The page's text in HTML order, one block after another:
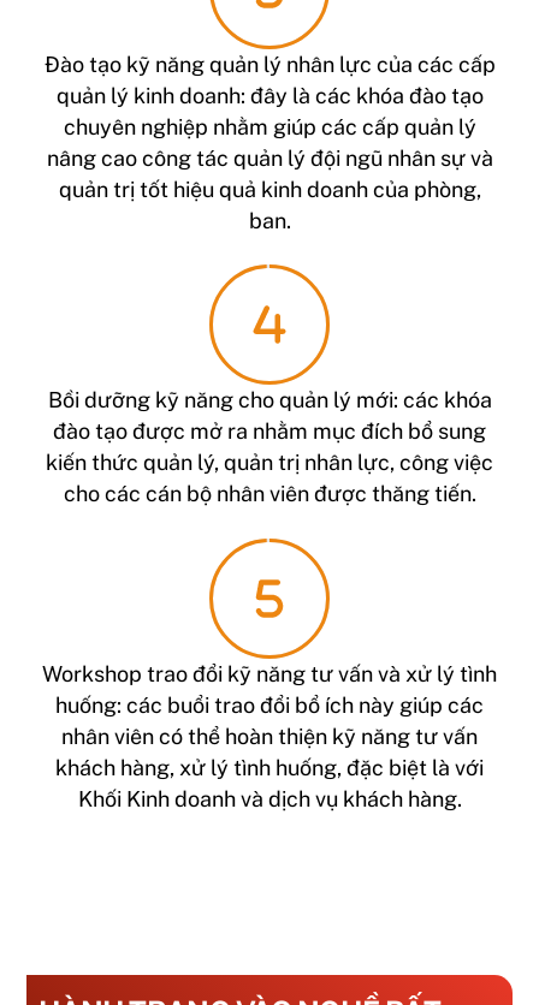
Đào tạo kỹ năng quản lý nhân lực của các cấp
quản lý kinh doanh: đây là các khóa đào tạo
chuyên nghiệp nhằm giúp các cấp quản lý
nâng cao công tác quản lý đội ngũ nhân sự và
quản trị tốt hiệu quả kinh doanh của phòng,
ban.
Bồi dưỡng kỹ năng cho quản lý mới: các khóa
đào tạo được mở ra nhằm mục đích bổ sung
kiến thức quản lý, quản trị nhân lực, công việc
cho các cán bộ nhân viên được thăng tiến.
Workshop trao đổi kỹ năng tư vấn và xử lý tình
huống: các buổi trao đổi bổ ích này giúp các
nhân viên có thể hoàn thiện kỹ năng tư vấn
khách hàng, xử lý tình huống, đặc biệt là với
Khối Kinh doanh và dịch vụ khách hàng.